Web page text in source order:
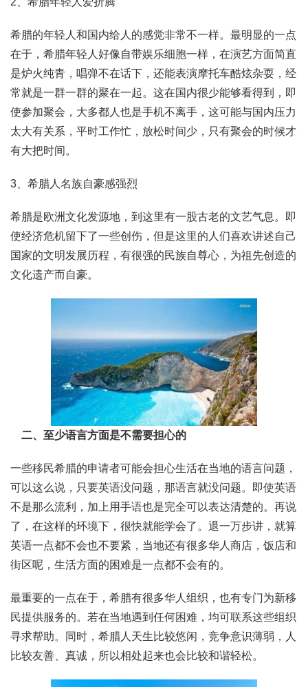
希腊的年轻人和国内给人的感觉非常不一样。最明显的一点
在于，希腊年轻人好像自带娱乐细胞一样，在演艺方面简直
是炉火纯青，唱弹不在话下，还能表演摩托车酷炫杂耍，经
常就是一群一群的聚在一起。这在国内很少能够看得到，即
使参加聚会，大多都人也是手机不离手，这可能与国内压力
太大有关系，平时工作忙，放松时间少，只有聚会的时候才
有大把时间。
3、希腊人名族自豪感强烈
希腊是欧洲文化发源地，到这里有一股古老的文艺气息。即
使经济危机留下了一些创伤，但是这里的人们喜欢讲述自己
国家的文明发展历程，有很强的民族自尊心，为祖先创造的
文化遗产而自豪。
二、至少语言方面是不需要担心的
一些移民希腊的申请者可能会担心生活在当地的语言问题，
可以这么说，只要英语没问题，那语言就没问题。即使英语
不是那么流利，加上用手语也是完全可以表达清楚的。再说
了，在这样的环境下，很快就能学会了。退一万步讲，就算
英语一点都不会也不要紧，当地还有很多华人商店，饭店和
街区呢，生活方面的困难是一点都不会有的。
最重要的一点在于，希腊有很多华人组织，也有专门为新移
民提供服务的。若在当地遇到任何困难，均可联系这些组织
寻求帮助。同时，希腊人天生比较悠闲，竞争意识薄弱，人
比较友善、真诚，所以相处起来也会比较和谐轻松。